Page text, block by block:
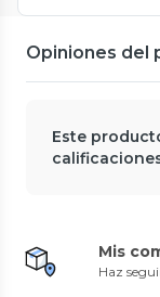
Opiniones del
Este
Mis
Haz